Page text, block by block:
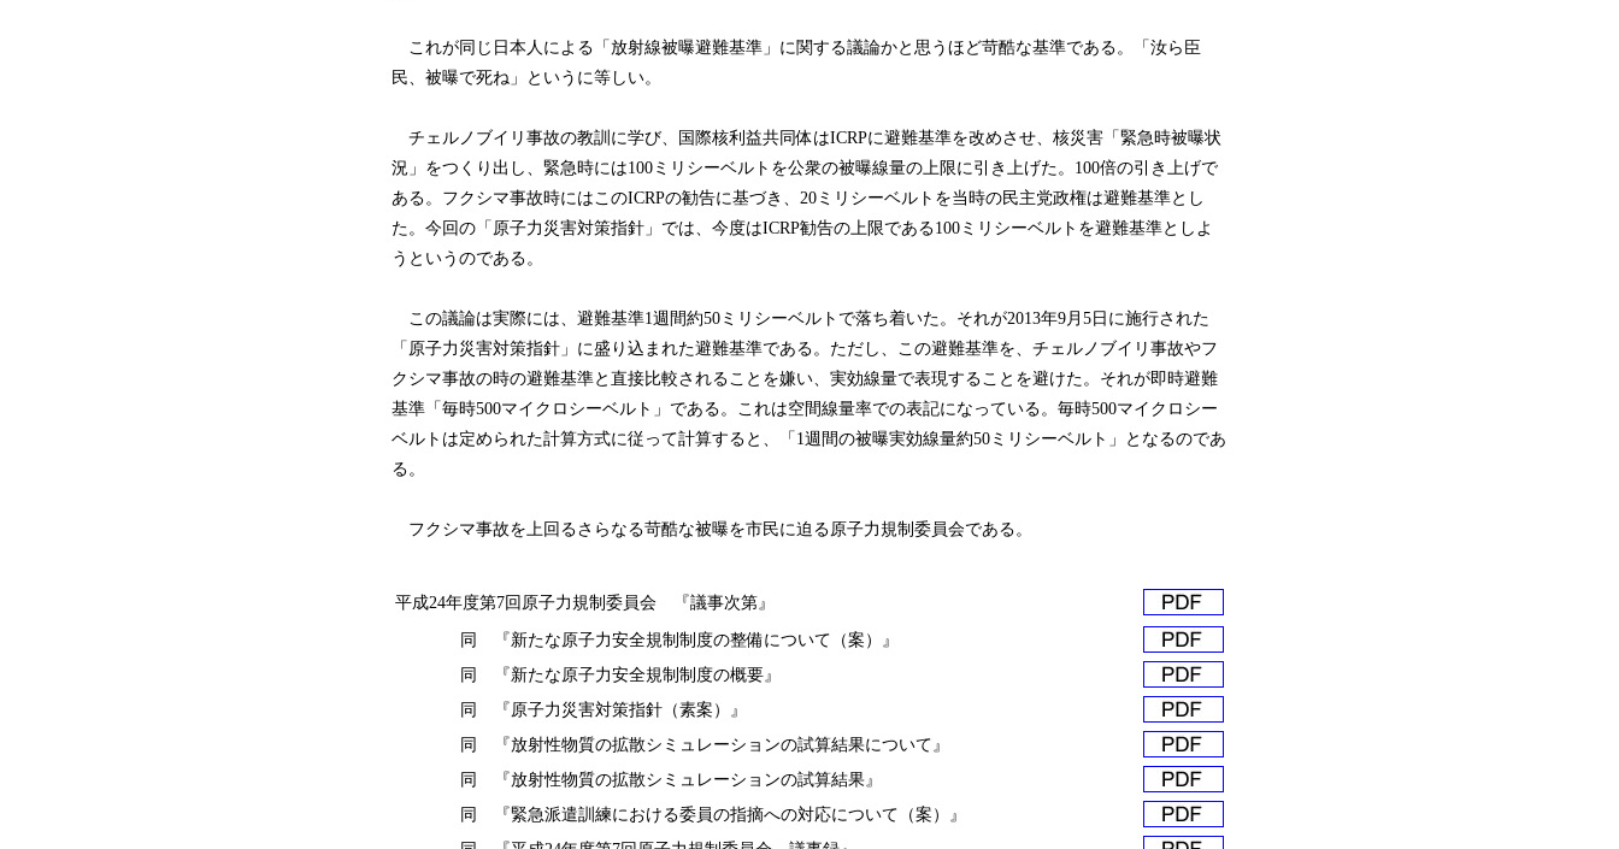
これが同じ日本人による「放射線被曝避難基準」に関する議論かと思うほど苛酷な基準である。「汝ら臣
民、被曝で死ね」というに等しい。
チェルノブイリ事故の教訓に学び、国際核利益共同体はICRPに避難基準を改めさせ、核災害「緊急時被曝状
況」をつくり出し、緊急時には100ミリシーベルトを公衆の被曝線量の上限に引き上げた。100倍の引き上げで
ある。フクシマ事故時にはこのICRPの勧告に基づき、20ミリシーベルトを当時の民主党政権は避難基準とし
た。今回の「原子力災害対策指針」では、今度はICRP勧告の上限である100ミリシーベルトを避難基準としよ
うというのである。
この議論は実際には、避難基準1週間約50ミリシーベルトで落ち着いた。それが2013年9月5日に施行された
「原子力災害対策指針」に盛り込まれた避難基準である。ただし、この避難基準を、チェルノブイリ事故やフ
クシマ事故の時の避難基準と直接比較されることを嫌い、実効線量で表現することを避けた。それが即時避難
基準「毎時500マイクロシーベルト」である。これは空間線量率での表記になっている。毎時500マイクロシー
ベルトは定められた計算方式に従って計算すると、「1週間の被曝実効線量約50ミリシーベルト」となるのであ
る。
フクシマ事故を上回るさらなる苛酷な被曝を市民に迫る原子力規制委員会である。
平成24年度第7回原子力規制委員会 『議事次第』
同 『新たな原子力安全規制制度の整備について（案）』
同 『新たな原子力安全規制制度の概要』
同 『原子力災害対策指針（素案）』
同 『放射性物質の拡散シミュレーションの試算結果について』
同 『放射性物質の拡散シミュレーションの試算結果』
同 『緊急派遣訓練における委員の指摘への対応について（案）』